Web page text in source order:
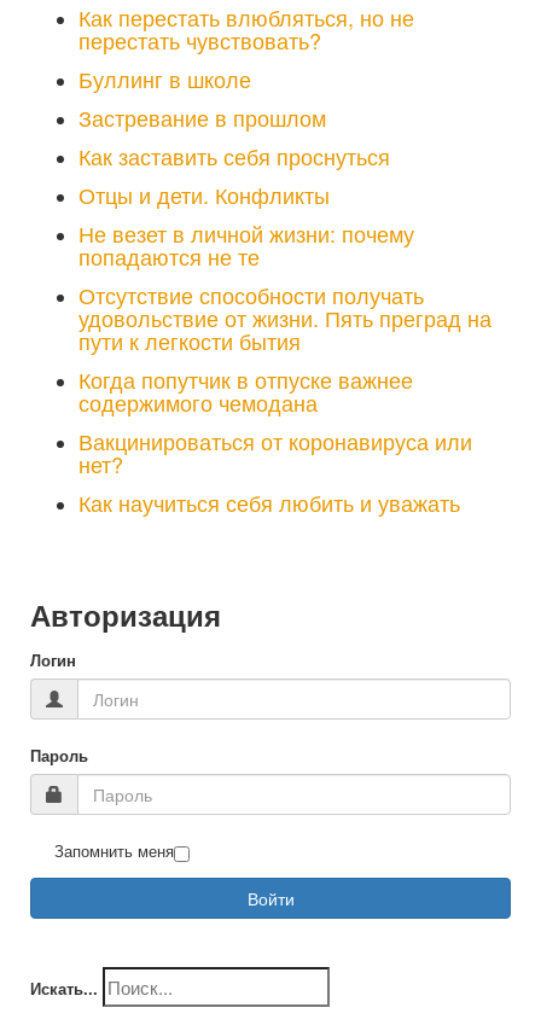
Как перестать влюбляться, но не
перестать чувствовать?
Буллинг в школе
Застревание в прошлом
Как заставить себя проснуться
Отцы и дети. Конфликты
Не везет в личной жизни: почему
попадаются не те
Отсутствие способности получать
удовольствие от жизни. Пять преград на
пути к легкости бытия
Когда попутчик в отпуске важнее
содержимого чемодана
Вакцинироваться от коронавируса или
нет?
Как научиться себя любить и уважать
Авторизация
Логин
Пароль
Запомнить меня
Войти
Искать...